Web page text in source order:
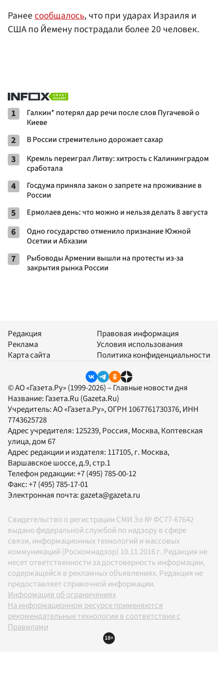
Ранеесообщалось, что при ударах Израиля и
США по Йемену пострадали более 20 человек.
1
Галкин* потерял дар речи после слов Пугачевой о
Киеве
2 В России стремительно дорожает сахар
3
Кремль переиграл Литву: хитрость с Калининградом
сработала
4
Госдума приняла закон о запрете на проживание в
России
5 Ермолаев день: что можно и нельзя делать 8 августа
6
Одно государство отменило признание Южной
Осетии и Абхазии
7
Рыбоводы Армении вышли на протесты из-за
закрытия рынка России
Редакция
Реклама
Карта сайта
Правовая информация
Условия использования
Политика конфиденциальности
© АО «Газета.Ру» (1999-2026) – Главные новости дня
Название: Газета.Ru (Gazeta.Ru)
Учредитель:АО «Газета.Ру», ОГРН 1067761730376, ИНН
7743625728
Адрес учредителя: 125239, Россия, Москва, Коптевская
улица, дом 67
Адрес редакции и издателя: 117105, г. Москва,
Варшавское шоссе, д.9, стр.1
Телефон редакции:+7 (495) 785-00-12
Факс:+7 (495) 785-17-01
Электронная почта: gazeta@gazeta.ru
Свидетельство о регистрации СМИ Эл № ФС77-67642
выдано федеральной службой по надзору в сфере
связи, информационных технологий и массовых
коммуникаций (Роскомнадзор) 10.11.2016 г. Редакция не
несет ответственности за достоверность информации,
содержащейся в рекламных объявлениях. Редакция не
предоставляет справочной информации.
Информация об ограничениях
На информационном ресурсе применяются
рекомендательные технологии в соответствии с
Правилами
18+